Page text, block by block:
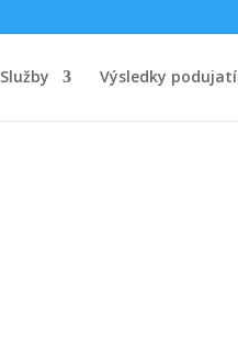
Služby Výsledky podujatí